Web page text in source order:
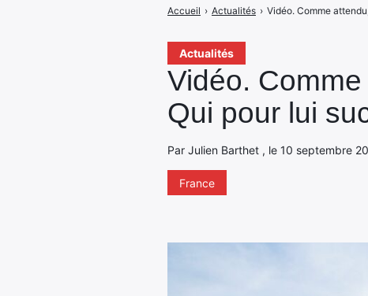
Actualités
Vidéo.
Qui pour lui
Par Julien Barthet , le 10 septembre
France
Accueil › Actualités › Vidéo. Comme